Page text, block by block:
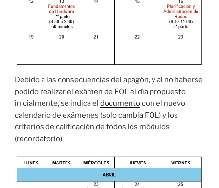
Debido a las consecuencias del apagón, y al no haberse
podido realizar el exámen de FOL el día propuesto
inicialmente, se indica el documentocon el nuevo
calendario de exámenes (solo cambia FOL) y los
criterios de calificación de todos los módulos
(recordatorio)